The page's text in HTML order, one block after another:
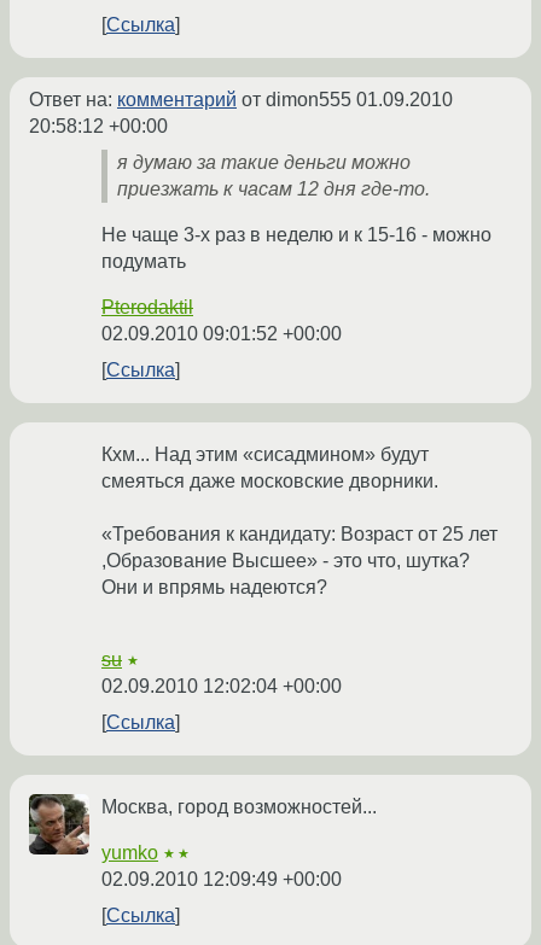
Ссылка
Ответ на: комментарий от dimon555 01.09.2010
20:58:12 +00:00
я думаю за такие деньги можно
приезжать к часам 12 дня где-то.
Не чаще 3-х раз в неделю и к 15-16 - можно
подумать
Pterodaktil
02.09.2010 09:01:52 +00:00
Ссылка
Кхм... Над этим «сисадмином» будут
смеяться даже московские дворники.
«Требования к кандидату: Возраст от 25 лет
,Образование Высшее» - это что, шутка?
Они и впрямь надеются?
su ★
02.09.2010 12:02:04 +00:00
Ссылка
Москва, город возможностей...
yumko ★★
02.09.2010 12:09:49 +00:00
Ссылка